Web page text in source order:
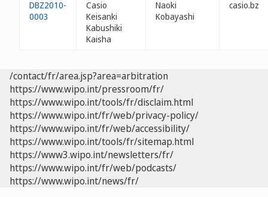
DBZ2010-
0003
Casio
Keisanki
Kabushiki
Kaisha
Naoki
Kobayashi
casio.bz
/contact/fr/area.jsp?area=arbitration
https://www.wipo.int/pressroom/fr/
https://www.wipo.int/tools/fr/disclaim.html
https://www.wipo.int/fr/web/privacy-policy/
https://www.wipo.int/fr/web/accessibility/
https://www.wipo.int/tools/fr/sitemap.html
https://www3.wipo.int/newsletters/fr/
https://www.wipo.int/fr/web/podcasts/
https://www.wipo.int/news/fr/